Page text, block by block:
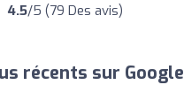
4.5/5 (79 Des avis)
récents sur Google